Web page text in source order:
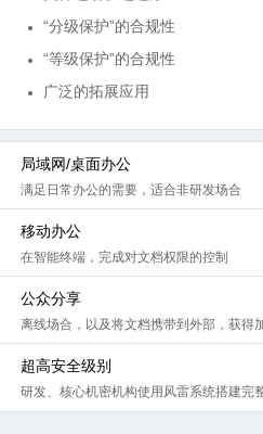
“分级保护”的合规性
“等级保护”的合规性
广泛的拓展应用
局域网/桌面办公
满足日常办公的需要，适合非研发场合
移动办公
在智能终端，完成对文档权限的控制
公众分享
离线场合，以及将文档携带到外部，获得
超高安全级别
研发、核心机密机构使用风雷系统搭建完